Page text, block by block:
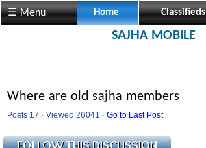
☰ Menu Home Classifieds
SAJHA MOBILE
Where are old sajha members
Posts 17 · Viewed 26041 · Go to Last Post